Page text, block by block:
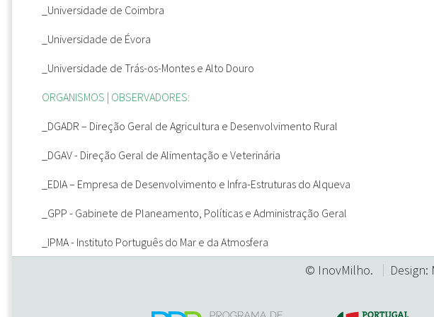
_Universidade de Coimbra
_Universidade de Évora
_Universidade de Trás-os-Montes e Alto Douro
ORGANISMOS | OBSERVADORES:
_DGADR – Direção Geral de Agricultura e Desenvolvimento Rural
_DGAV- Direção Geral de Alimentação e Veterinária
_EDIA– Empresa de Desenvolvimento e Infra-Estruturas do Alqueva
_GPP - Gabinete de Planeamento, Políticas e Administração Geral
_IPMA- Instituto Português do Mar e da Atmosfera
© InovMilho. Design: